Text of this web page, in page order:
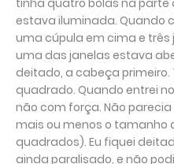
estava iluminada. Quando
uma cúpula em cima e três
uma das janelas estava
deitado, a cabeça
quadrado. Quando entrei
não com força. Não
mais ou menos o tamanho
quadrados). Eu fiquei
ainda paralisado, e não